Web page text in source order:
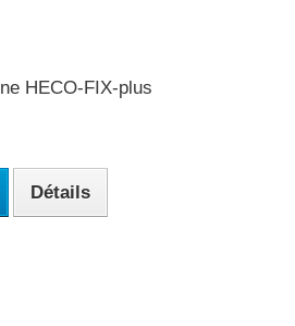
HECO-FIX-plus
Détails